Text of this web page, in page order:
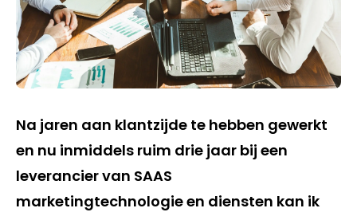
Na jaren aan klantzijde te hebben gewerkt
en nu inmiddels ruim drie jaar bij een
leverancier van SAAS
marketingtechnologie en diensten kan ik